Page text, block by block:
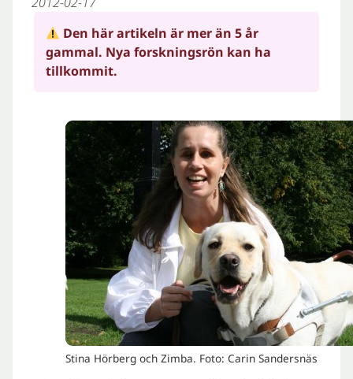
Den här artikeln är mer än 5 år
gammal. Nya forskningsrön kan ha
tillkommit.
Stina Hörberg och Zimba. Foto: Carin Sandersnäs